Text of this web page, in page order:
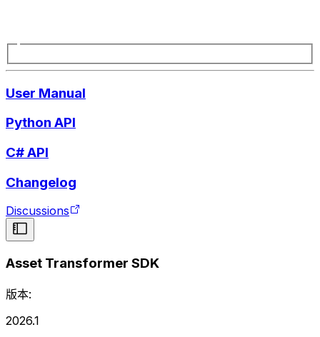
User Manual
Python API
C# API
Changelog
Discussions
Asset Transformer SDK
版本:
2026.1